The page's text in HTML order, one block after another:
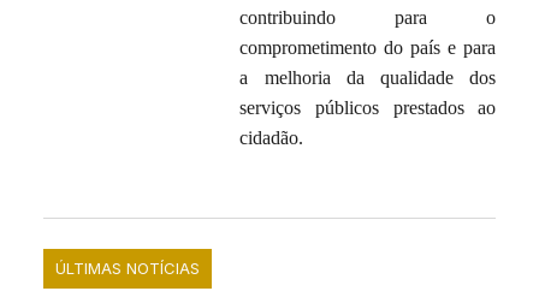
contribuindo para o
comprometimento do país e para
a melhoria da qualidade dos
serviços públicos prestados ao
cidadão.
ÚLTIMAS NOTÍCIAS